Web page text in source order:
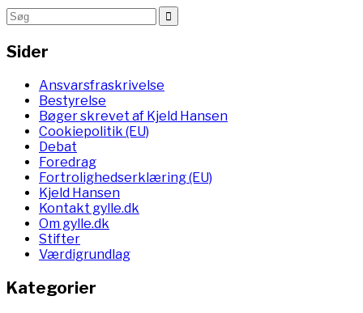
Sider
Ansvarsfraskrivelse
Bestyrelse
Bøger skrevet af Kjeld Hansen
Cookiepolitik (EU)
Debat
Foredrag
Fortrolighedserklæring (EU)
Kjeld Hansen
Kontakt gylle.dk
Om gylle.dk
Stifter
Værdigrundlag
Kategorier